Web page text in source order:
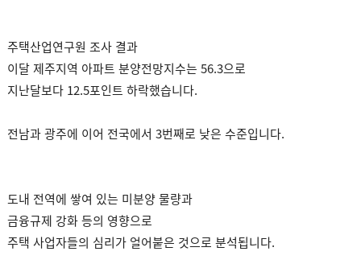
주택산업연구원 조사 결과
이달 제주지역 아파트 분양전망지수는 56.3으로
지난달보다 12.5포인트 하락했습니다.
전남과 광주에 이어 전국에서 3번째로 낮은 수준입니다.
도내 전역에 쌓여 있는 미분양 물량과
금융규제 강화 등의 영향으로
주택 사업자들의 심리가 얼어붙은 것으로 분석됩니다.